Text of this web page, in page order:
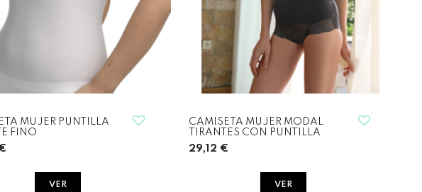
MUJER PUNTILLA
FINO
VER
CAMISETA MUJER MODAL
TIRANTES CON PUNTILLA
29,12 €
VER